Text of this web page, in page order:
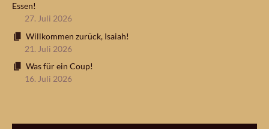
Essen!
27. Juli 2026
Willkommen zurück, Isaiah!
21. Juli 2026
Was für ein Coup!
16. Juli 2026